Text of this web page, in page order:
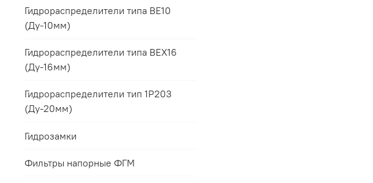
Гидрораспределители типа ВЕ10
(Ду-10мм)
Гидрораспределители типа ВЕХ16
(Ду-16мм)
Гидрораспределители тип 1Р203
(Ду-20мм)
Гидрозамки
Фильтры напорные ФГМ